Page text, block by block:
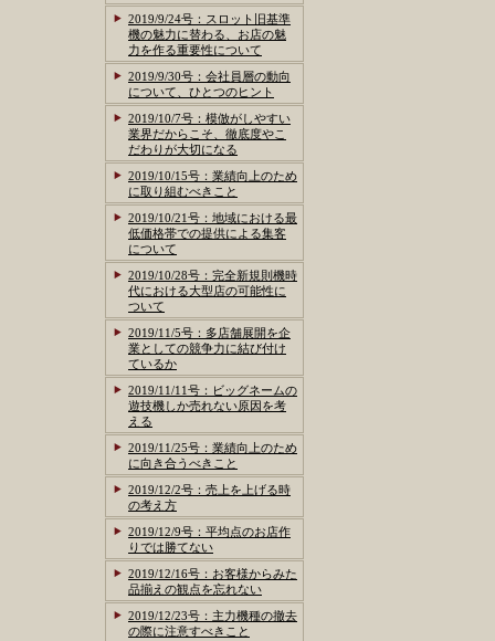
2019/9/24号：スロット旧基準
機の魅力に替わる、お店の魅
力を作る重要性について
2019/9/30号：会社員層の動向
について、ひとつのヒント
2019/10/7号：模倣がしやすい
業界だからこそ、徹底度やこ
だわりが大切になる
2019/10/15号：業績向上のため
に取り組むべきこと
2019/10/21号：地域における最
低価格帯での提供による集客
について
2019/10/28号：完全新規則機時
代における大型店の可能性に
ついて
2019/11/5号：多店舗展開を企
業としての競争力に結び付け
ているか
2019/11/11号：ビッグネームの
遊技機しか売れない原因を考
える
2019/11/25号：業績向上のため
に向き合うべきこと
2019/12/2号：売上を上げる時
の考え方
2019/12/9号：平均点のお店作
りでは勝てない
2019/12/16号：お客様からみた
品揃えの観点を忘れない
2019/12/23号：主力機種の撤去
の際に注意すべきこと